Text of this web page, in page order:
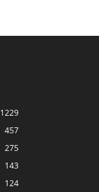
1229
457
275
143
124